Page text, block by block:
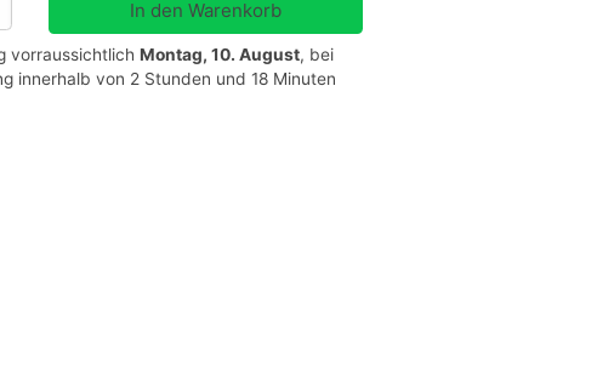
vorraussichtlich Montag, 10. August, bei
innerhalb von 2 Stunden und 18 Minuten